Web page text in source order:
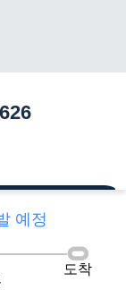
예정
도착